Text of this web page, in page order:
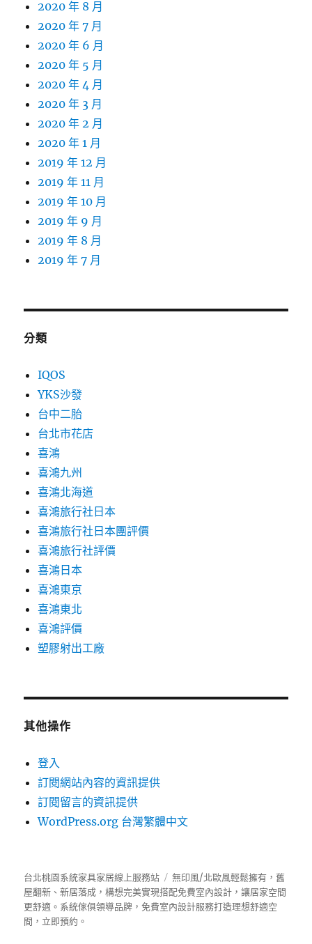
2020 年 8 月
2020 年 7 月
2020 年 6 月
2020 年 5 月
2020 年 4 月
2020 年 3 月
2020 年 2 月
2020 年 1 月
2019 年 12 月
2019 年 11 月
2019 年 10 月
2019 年 9 月
2019 年 8 月
2019 年 7 月
分類
IQOS
YKS沙發
台中二胎
台北市花店
喜鴻
喜鴻九州
喜鴻北海道
喜鴻旅行社日本
喜鴻旅行社日本團評價
喜鴻旅行社評價
喜鴻日本
喜鴻東京
喜鴻東北
喜鴻評價
塑膠射出工廠
其他操作
登入
訂閱網站內容的資訊提供
訂閱留言的資訊提供
WordPress.org 台灣繁體中文
台北桃園系統家具家居線上服務站
無印風/北歐風輕鬆擁有，舊
屋翻新、新居落成，構想完美實現搭配免費室內設計，讓居家空間
更舒適。 系統傢俱領導品牌，免費室內設計服務打造理想舒適空
間，立即預約。